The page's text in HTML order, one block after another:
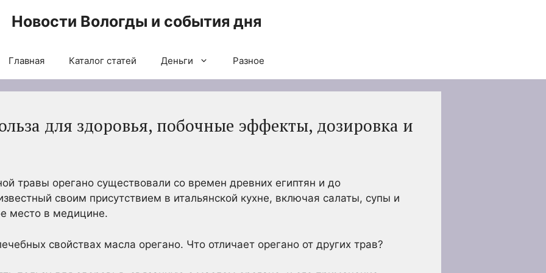
Новости Вологды и события дня
Главная Каталог статей Деньги Разное
для здоровья, побочные эффекты, дозировка и
травы орегано существовали со времен древних египтян и до
своим присутствием в итальянской кухне, включая салаты, супы и
место в медицине.
свойствах масла орегано. Что отличает орегано от других трав?